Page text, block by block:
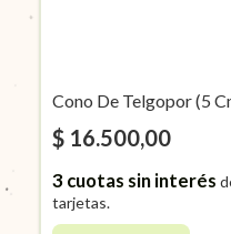
Cono De Telgopor (5
$ 16.500,00
3cuotas sin interés
tarjetas.